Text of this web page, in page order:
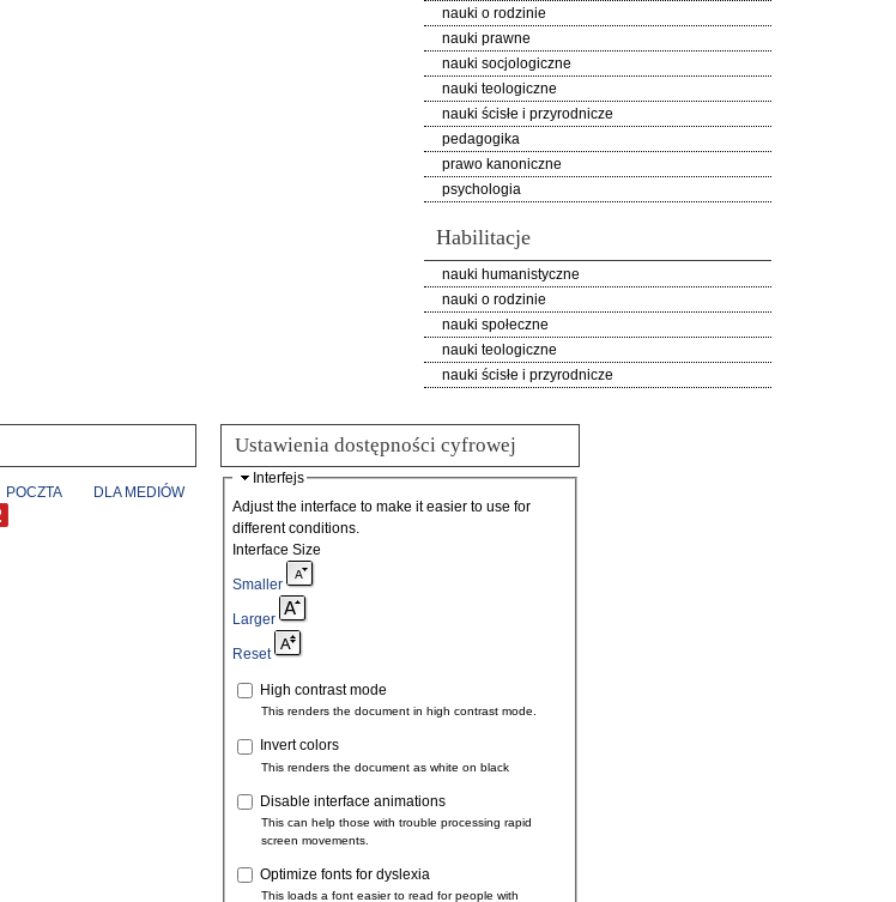
nauki o rodzinie
nauki prawne
nauki socjologiczne
nauki teologiczne
nauki ścisłe i przyrodnicze
pedagogika
prawo kanoniczne
psychologia
Habilitacje
nauki humanistyczne
nauki o rodzinie
nauki społeczne
nauki teologiczne
nauki ścisłe i przyrodnicze
POCZTA DLA MEDIÓW
Ustawienia dostępności cyfrowej
Interfejs
Adjust the interface to make it easier to use for
different conditions.
Interface Size
Smaller
Larger
Reset
High contrast mode
This renders the document in high contrast mode.
Invert colors
This renders the document as white on black
Disable interface animations
This can help those with trouble processing rapid
screen movements.
Optimize fonts for dyslexia
This loads a font easier to read for people with